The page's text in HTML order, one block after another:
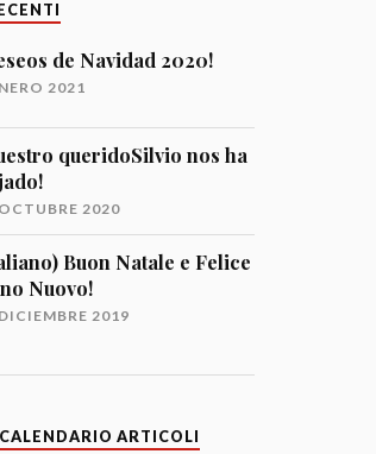
de Navidad 2020!
2021
queridoSilvio nos ha
2020
Buon Natale e Felice
Nuovo!
2019
ARTICOLI